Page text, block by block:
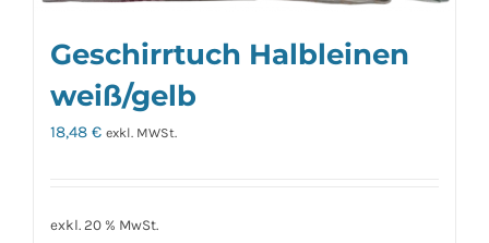
Geschirrtuch Halbleinen
weiß/gelb
18,48 € exkl. MWSt.
exkl. 20 % MwSt.